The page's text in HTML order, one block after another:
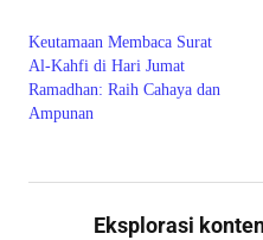
Keutamaan Membaca Surat
Al-Kahfi di Hari Jumat
Ramadhan: Raih Cahaya dan
Ampunan
Eksplorasi